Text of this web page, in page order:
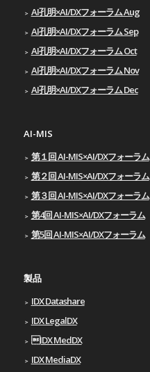
AI孔明×AI/DXフォーラム Aug
AI孔明×AI/DXフォーラム Sep
AI孔明×AI/DXフォーラム Oct
AI孔明×AI/DXフォーラム Nov
AI孔明×AI/DXフォーラム Dec
AI-MIS
第１回 AI-MIS×AI/DXフォーラム
第２回 AI-MIS×AI/DXフォーラム
第３回 AI-MIS×AI/DXフォーラム
第4回 AI-MIS×AI/DXフォーラム
第5回 AI-MIS×AI/DXフォーラム
製品
IDX Datashare
IDX LegalDX
IDX MedDX
IDX MediaDX